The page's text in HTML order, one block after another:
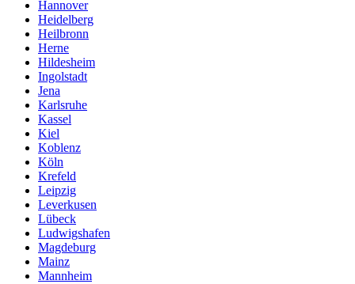
Hannover
Heidelberg
Heilbronn
Herne
Hildesheim
Ingolstadt
Jena
Karlsruhe
Kassel
Kiel
Koblenz
Köln
Krefeld
Leipzig
Leverkusen
Lübeck
Ludwigshafen
Magdeburg
Mainz
Mannheim